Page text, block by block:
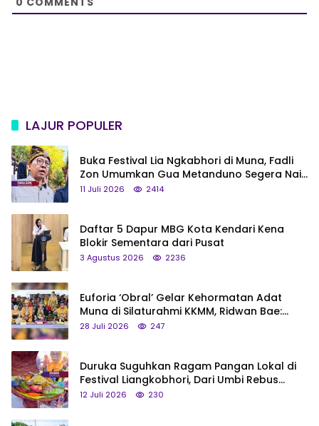
LAJUR POPULER
Buka Festival Lia Ngkabhori di Muna, Fadli
Zon Umumkan Gua Metanduno Segera Naik
Status Jadi Cagar Budaya Nasional
11 Juli 2026 2414
Daftar 5 Dapur MBG Kota Kendari Kena
Blokir Sementara dari Pusat
3 Agustus 2026 2236
Euforia ‘Obral’ Gelar Kehormatan Adat
Muna di Silaturahmi KKMM, Ridwan Bae:
Saya Bukan Tipe Begitu, Belum Pantas!
28 Juli 2026 247
Duruka Suguhkan Ragam Pangan Lokal di
Festival Liangkobhori, Dari Umbi Rebus
hingga Tumpeng Beras Muna
12 Juli 2026 230